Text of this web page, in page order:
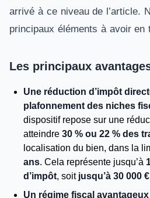
arrivé à ce niveau de l’article.
principaux éléments à avoir en
Les principaux
Une réduction d’impôt
plafonnement des niches
dispositif repose sur une
atteindre 30 % ou 22 % des
localisation du bien, dans la
ans. Cela représente jusqu’à
d’impôt, soit jusqu’à 30 000
Un régime fiscal avantageux